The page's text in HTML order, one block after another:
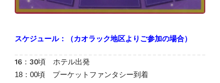
スケジュール： （カオラック地区よりご参加の場合）
16：30頃 ホテル出発
18：00頃 プーケットファンタシー到着